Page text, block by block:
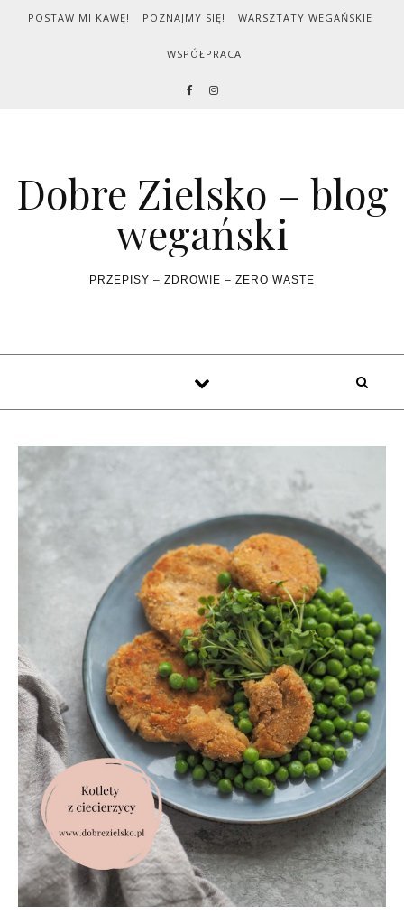
Skip to content
POSTAW MI KAWĘ! POZNAJMY SIĘ! WARSZTATY WEGAŃSKIE
WSPÓŁPRACA
Dobre Zielsko – blog
wegański
PRZEPISY – ZDROWIE – ZERO WASTE